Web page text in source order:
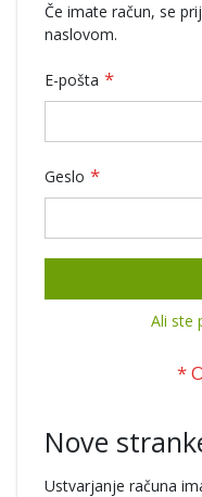
Če imate račun, se
naslovom.
E-pošta
Geslo
Ali ste
Nove
Ustvarjanje računa